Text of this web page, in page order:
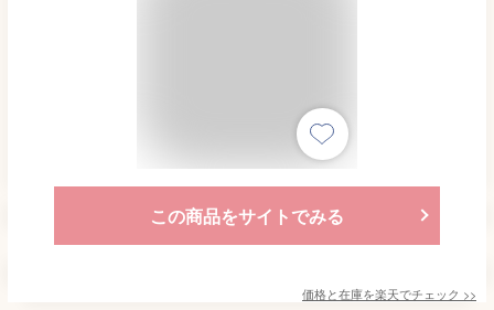
この商品をサイトでみる
価格と在庫を楽天でチェック >>